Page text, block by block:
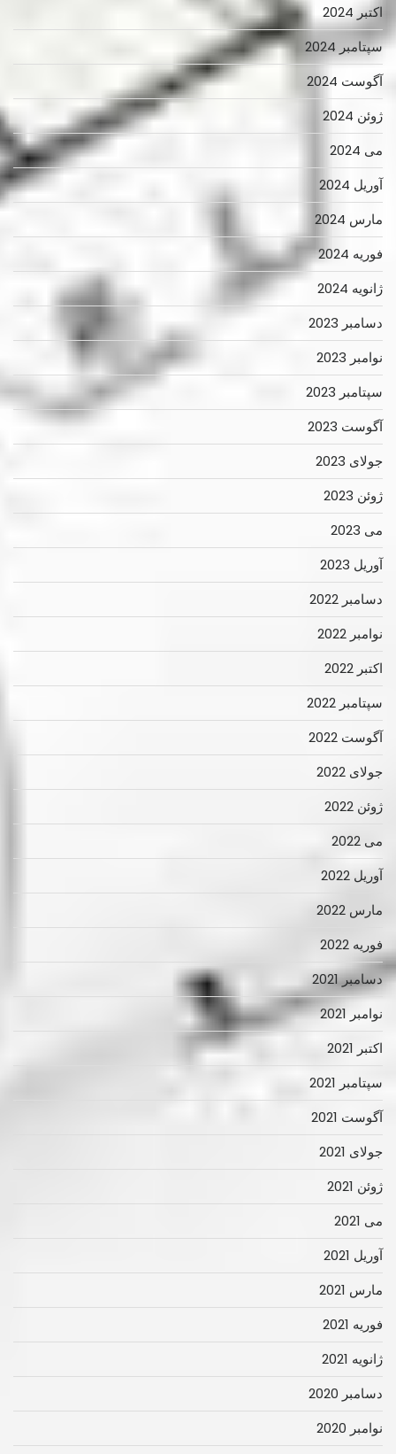
اکتبر 2024
سپتامبر 2024
آگوست 2024
ژوئن 2024
می 2024
آوریل 2024
مارس 2024
فوریه 2024
ژانویه 2024
دسامبر 2023
نوامبر 2023
سپتامبر 2023
آگوست 2023
جولای 2023
ژوئن 2023
می 2023
آوریل 2023
دسامبر 2022
نوامبر 2022
اکتبر 2022
سپتامبر 2022
آگوست 2022
جولای 2022
ژوئن 2022
می 2022
آوریل 2022
مارس 2022
فوریه 2022
دسامبر 2021
نوامبر 2021
اکتبر 2021
سپتامبر 2021
آگوست 2021
جولای 2021
ژوئن 2021
می 2021
آوریل 2021
مارس 2021
فوریه 2021
ژانویه 2021
دسامبر 2020
نوامبر 2020